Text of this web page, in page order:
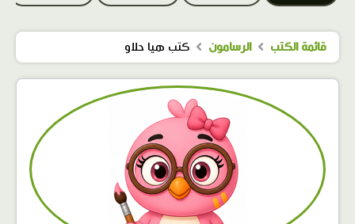
قائمة الكتب الرسامون كتب هيا حلاو